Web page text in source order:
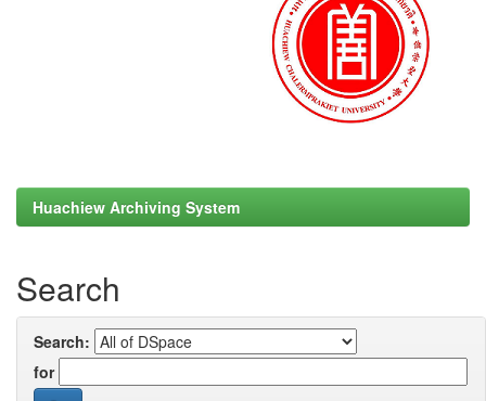
Huachiew Archiving System
Search
Search:
for